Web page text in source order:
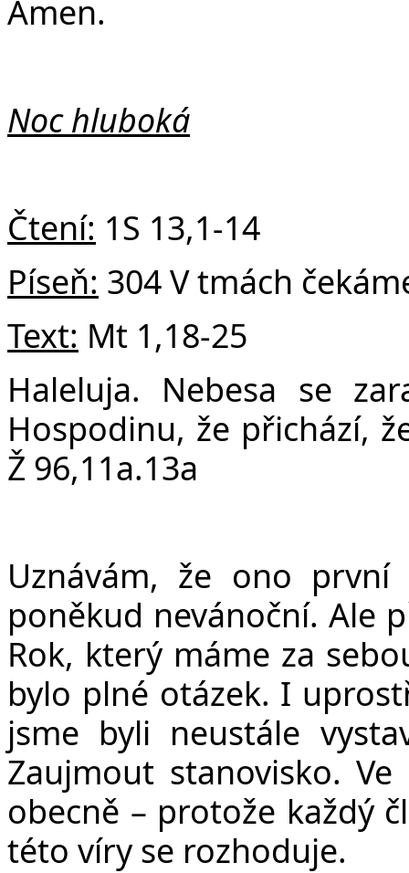
v
Amen.
Noc hluboká
Čtení: 1S 13,1-14
Píseň: 304 V tmách
Text: Mt 1,18-25
Haleluja. Nebesa se
Hospodinu, že přichází,
Ž 96,11a.13a
Uznávám, že ono
poněkud nevánoční. Ale
Rok, který máme za
bylo plné otázek. I
jsme byli neustále
Zaujmout stanovisko.
obecně – protože každý
této víry se rozhoduje.